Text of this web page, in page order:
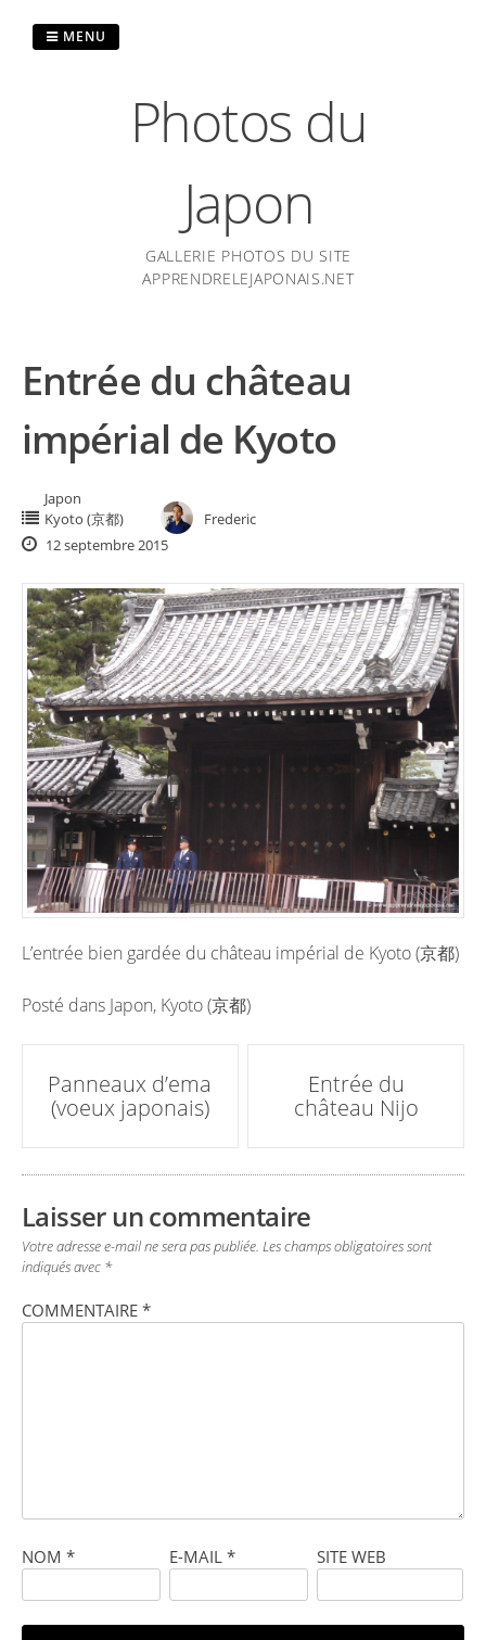
Photos du
Japon
GALLERIE PHOTOS DU SITE
APPRENDRELEJAPONAIS.NET
MENU
Entrée du château
impérial de Kyoto
Japon
Kyoto (京都)
Frederic
12 septembre 2015
L’entrée bien gardée du château impérial de Kyoto (京都)
Posté dans Japon, Kyoto (京都)
Poste
navigation
Panneaux d’ema
(voeux japonais)
Entrée du
château Nijo
Laisser un commentaire
Votre adresse e-mail ne sera pas publiée. Les champs obligatoires sont
indiqués avec *
COMMENTAIRE *
NOM * E-MAIL * SITE WEB